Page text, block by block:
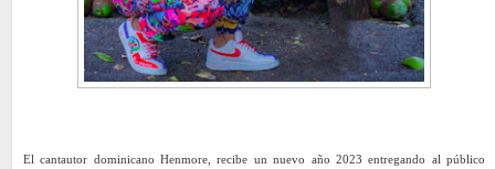
El cantautor dominicano Henmore, recibe un nuevo año 2023 entregando al público